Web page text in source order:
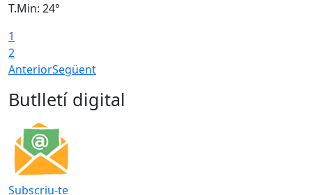
T.Min: 24°
1
2
AnteriorSegüent
Butlletí digital
Subscriu-te